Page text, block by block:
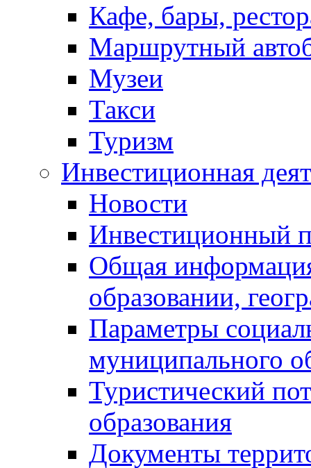
Кафе, бары,
Маршрутный
Музеи
Такси
Туризм
Инвестиционная
Новости
Инвестиционный
Общая
образовании,
Параметры
муниципального
Туристический
образования
Документы